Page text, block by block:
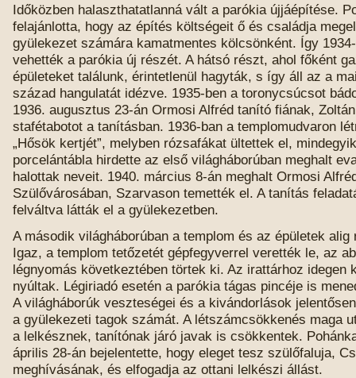
Időközben halaszthatatlanná vált a parókia újjáépítése.
felajánlotta, hogy az építés költségeit ő és családja
gyülekezet számára kamatmentes kölcsönként. Így
vehették a parókia új részét. A hátsó részt, ahol főként
épületeket találunk, érintetlenül hagyták, s így áll az a
század hangulatát idézve. 1935-ben a toronycsúcsot
1936. augusztus 23-án Ormosi Alfréd tanító fiának,
stafétabotot a tanításban. 1936-ban a templomudvaron
„Hősök kertjét”, melyben rózsafákat ültettek el,
porcelántábla hirdette az első világháborúban meghalt
halottak neveit. 1940. március 8-án meghalt Ormosi
Szülővárosában, Szarvason temették el. A tanítás
felváltva látták el a gyülekezetben.
A második világháborúban a templom és az épületek alig
Igaz, a templom tetőzetét gépfegyverrel verették le, az
légnyomás következtében törtek ki. Az irattárhoz idegen
nyúltak. Légiriadó esetén a parókia tágas pincéje is
A világháborúk veszteségei és a kivándorlások
a gyülekezeti tagok számát. A létszámcsökkenés maga
a lelkésznek, tanítónak járó javak is csökkentek.
április 28-án bejelentette, hogy eleget tesz szülőfaluja,
meghívásának, és elfogadja az ottani lelkészi állást.